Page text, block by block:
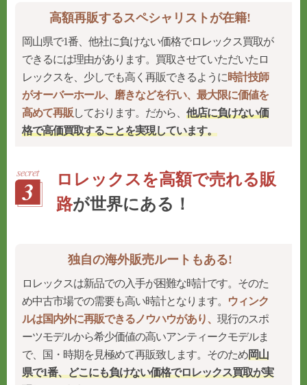
高額再販するスペシャリストが在籍!
岡山県で1番、他社に負けない価格でロレックス買取が
できるには理由があります。買取させていただいたロ
レックスを、少しでも高く再販できるように時計技師
がオーバーホール、磨きなどを行い、最大限に価値を
高めて再販しております。だから、他店に負けない価
格で高価買取することを実現しています。
ロレックスを高額で売れる販
路が世界にある！
独自の海外販売ルートもある!
ロレックスは新品での入手が困難な時計です。そのた
め中古市場での需要も高い時計となります。 ウィンク
ルは国内外に再販できるノウハウがあり、現行のスポ
ーツモデルから希少価値の高いアンティークモデルま
で、国・時期を見極めて再販致します。そのため岡山
県で1番、どこにも負けない価格でロレックス買取が実